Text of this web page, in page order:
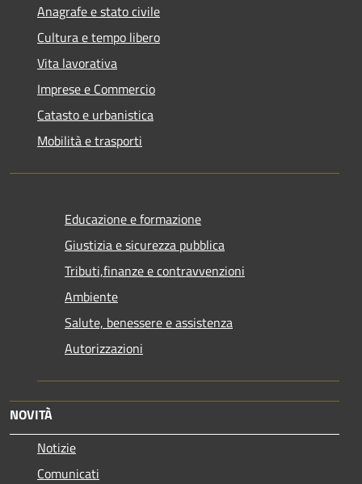
Anagrafe e stato civile
Cultura e tempo libero
Vita lavorativa
Imprese e Commercio
Catasto e urbanistica
Mobilità e trasporti
Educazione e formazione
Giustizia e sicurezza pubblica
Tributi,finanze e contravvenzioni
Ambiente
Salute, benessere e assistenza
Autorizzazioni
NOVITÀ
Notizie
Comunicati